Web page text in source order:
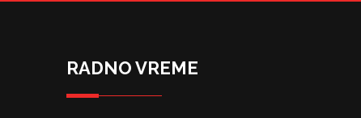
RADNO VREME